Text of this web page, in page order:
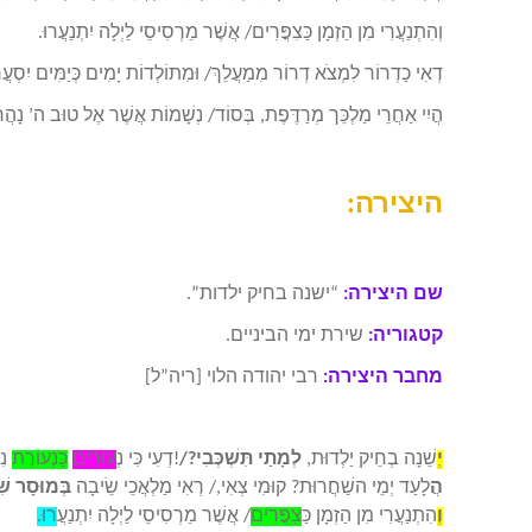
וְהִתְנַעֲרִי מִן הַזְמָן כַּצִפֳּרִים/ אֲשֶׁר מֵרְסִיסֵי לַיְלָה יִתְנַעֲרוּ.
דְאִי כַדְרוֹר לִמְצֹא דְרוֹר מִמַעֲלֵךְ/ וּמִתוֹלְדוֹת יָמִים כְּיַמִּים
הֲיִי אַחֲרֵי מַלְכֵּך מְרַדֶּפֶת, בְּסוֹד/ נְשָׁמוֹת אֲשֶׁר אֶל טוּב ה’
היצירה:
שם היצירה: “ישנה בחיק ילדות”.
קטגוריה: שירת ימי הביניים.
מחבר היצירה: רבי יהודה הלוי [ריה”ל]
יְשֵׁנָה בְחֵיק יַלְדוּת, לְמָתַי תִּשְׁכְּבִי/? דְעִי כִּי נְעוּרִים כַּנְעוֹרֶת
!
הלָעַד יְמֵי השַׁחֲרוּת? קוּמִי צְאִי,/ רְאִי מַלְאֲכֵי שֵׂיבָה בְּמוּסָר
הִתְנַעֲרִי מִן הַזְמָן כַּצִפֳּרִים/ אֲשֶׁר מֵרְסִיסֵי לַיְלָה יִתְנַעֲרוּ.